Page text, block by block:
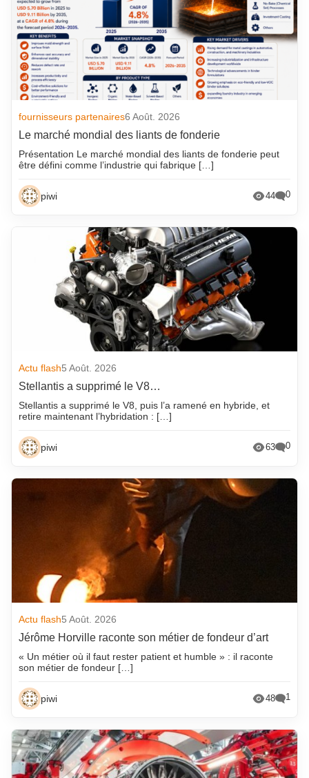
fournisseurs partenaires6 Août. 2026
Le marché mondial des liants de fonderie
Présentation Le marché mondial des liants de fonderie peut
être défini comme l’industrie qui fabrique […]
piwi 44 0
Actu flash5 Août. 2026
Stellantis a supprimé le V8…
Stellantis a supprimé le V8, puis l’a ramené en hybride, et
retire maintenant l’hybridation : […]
piwi 63 0
Actu flash5 Août. 2026
Jérôme Horville raconte son métier de fondeur d’art
« Un métier où il faut rester patient et humble » : il raconte
son métier de fondeur […]
piwi 48 1